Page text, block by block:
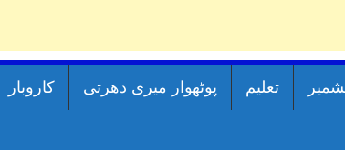
تعلیم پوٹھوار میری دھرتی کاروبار